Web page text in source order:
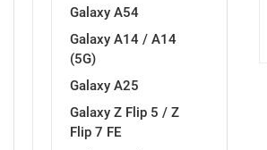
Galaxy A54
Galaxy A14 / A14
(5G)
Galaxy A25
Galaxy Z Flip 5 / Z
Flip 7 FE
Quotes Collection